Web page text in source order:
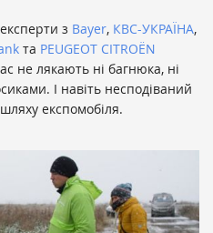
з Bayer, КВС-УКРАЇНА,
та PEUGEOT CITROЁN
не лякають ні багнюка, ні
І навіть несподіваний
експомобіля.